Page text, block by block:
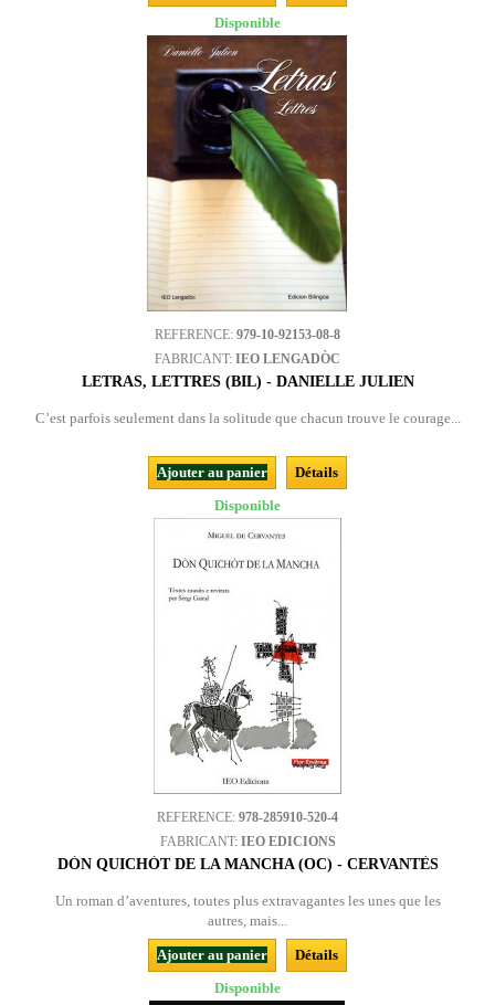
Disponible
REFERENCE: 979-10-92153-08-8
FABRICANT: IEO LENGADÒC
LETRAS, LETTRES (BIL) - DANIELLE JULIEN
C’est parfois seulement dans la solitude que chacun trouve le courage...
Ajouter au panier
Détails
Disponible
REFERENCE: 978-285910-520-4
FABRICANT: IEO EDICIONS
DÒN QUICHÒT DE LA MANCHA (OC) - CERVANTÈS
Un roman d’aventures, toutes plus extravagantes les unes que les
autres, mais...
Ajouter au panier
Détails
Disponible